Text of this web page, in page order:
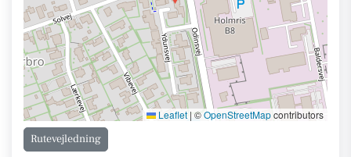
Leaflet | ©OpenStreetMapcontributors
Rutevejledning